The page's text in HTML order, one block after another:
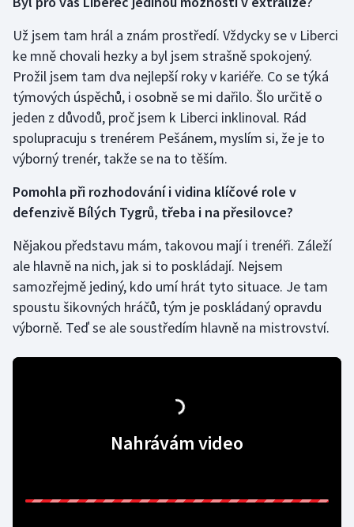
Ragby
Rychlobruslení
Rychlostní kanoistika
Short track
Sportovní střelba
Stolní tenis
Triatlon
Veslování
Vodní slalom
Už jsem tam hrál a znám prostředí. Vždycky se v Liberci
ke mně chovali hezky a byl jsem strašně spokojený.
Prožil jsem tam dva nejlepší roky v kariéře. Co se týká
týmových úspěchů, i osobně se mi dařilo. Šlo určitě o
jeden z důvodů, proč jsem k Liberci inklinoval. Rád
spolupracuju s trenérem Pešánem, myslím si, že je to
výborný trenér, takže se na to těším.
Pomohla při rozhodování i vidina klíčové role v
defenzivě Bílých Tygrů, třeba i na přesilovce?
Nějakou představu mám, takovou mají i trenéři. Záleží
ale hlavně na nich, jak si to poskládají. Nejsem
samozřejmě jediný, kdo umí hrát tyto situace. Je tam
spoustu šikovných hráčů, tým je poskládaný opravdu
výborně. Teď se ale soustředím hlavně na mistrovství.
Nahrávám video